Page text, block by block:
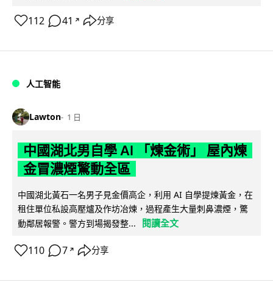
112 41 ↗ 分享
人工智能
Lawton 1 日
中國湖北男自學 AI 「煉金術」 屋內煉
金冒濃煙驚動全區
中國湖北黃石一名男子見金價高企，利用 AI 自學提煉黃金，在
租住單位私設高壓爐及作坊冶煉，過程產生大量刺鼻濃煙，驚
動鄰居報警。警方到場揭發整...
閱讀全文
110 7 ↗ 分享